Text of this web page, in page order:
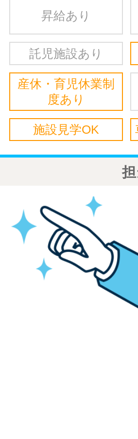
昇給あり
託児施設あり
産休・育児休業制
度あり
施設見学OK